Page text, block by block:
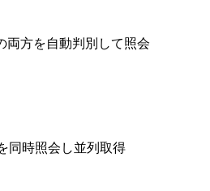
両方を自動判別して照会
同時照会し並列取得